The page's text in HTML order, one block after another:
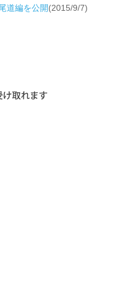
道編を公開(2015/9/7)